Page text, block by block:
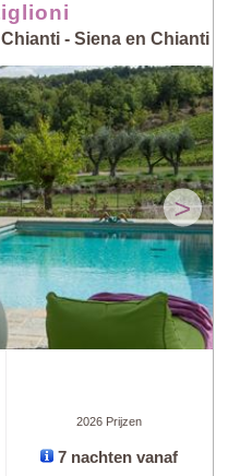
- Siena en Chianti
>
2026 Prijzen
7 nachten vanaf